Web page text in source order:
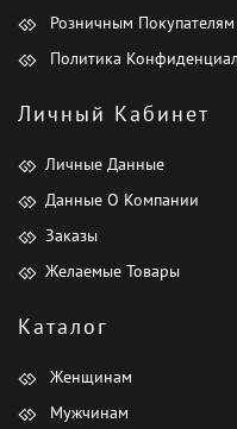
Розничным Покупателям
Политика
Личный Кабинет
Личные Данные
Данные О Компании
Заказы
Желаемые Товары
Каталог
Женщинам
Мужчинам